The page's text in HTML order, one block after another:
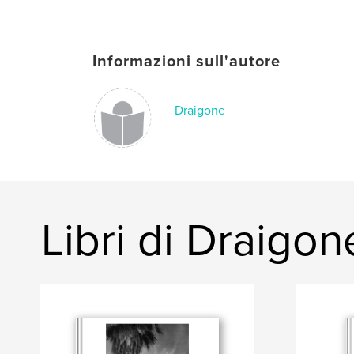
Informazioni sull'autore
Draigone
Libri di